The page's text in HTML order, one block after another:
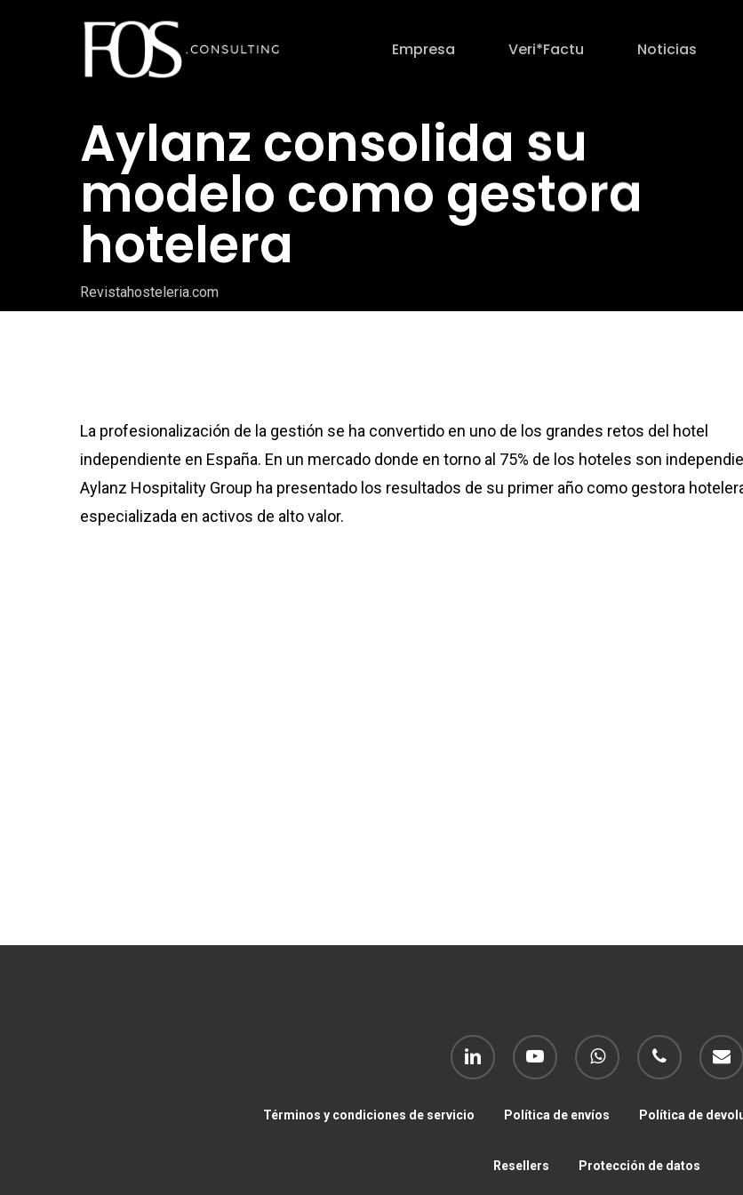
Empresa Veri*Factu Noticias
Aylanz consolida su
modelo como gestora
hotelera
Revistahosteleria.com
La profesionalización de la gestión se ha convertido en uno de los grandes retos del hotel
independiente en España. En un mercado donde en torno al 75% de los hoteles son
Aylanz Hospitality Group ha presentado los resultados de su primer año como gestora
especializada en activos de alto valor.
linkedin youtube whatsapp phone email
Términos y condiciones de servicio Política de envíos Política de
Resellers Protección de datos